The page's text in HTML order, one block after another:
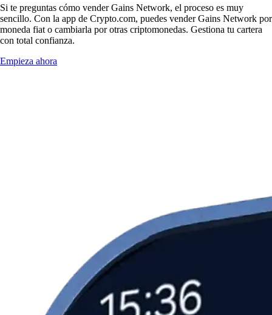
Si te preguntas cómo vender Gains Network, el proceso es muy
sencillo. Con la app de Crypto.com, puedes vender Gains Network por
moneda fiat o cambiarla por otras criptomonedas. Gestiona tu cartera
con total confianza.
Empieza ahora